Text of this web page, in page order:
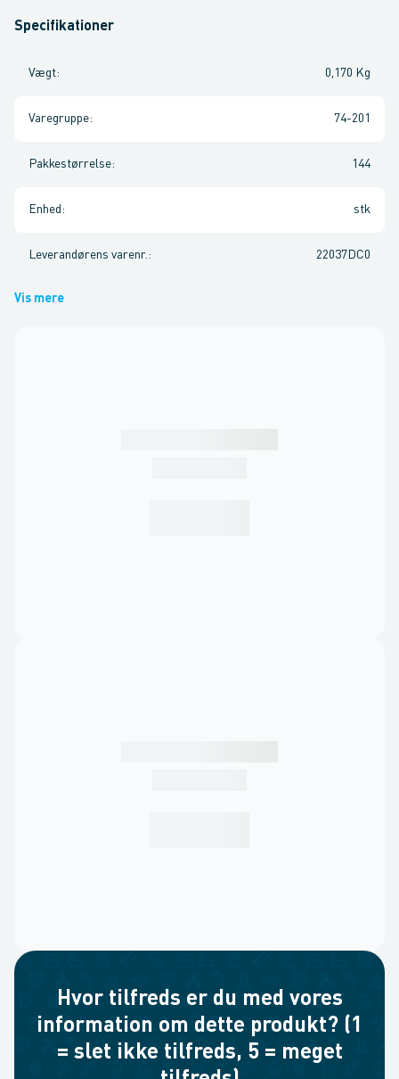
Specifikationer
Vægt: 0,170 Kg
Varegruppe: 74-201
Pakkestørrelse: 144
Enhed : stk
Leverandørens varenr. : 22037DC0
Vis mere
Hvor tilfreds er du med vores
information om dette produkt? (1
= slet ikke tilfreds, 5 = meget